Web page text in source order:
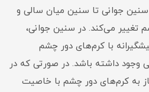
جوانی تا سنین میان سالی و
تغییر می‌کند. در سنین جوانی،
با کرم‌های دور چشم
وجود داشته باشد. در صورتی که در
به کرم‌های دور چشم با خاصیت